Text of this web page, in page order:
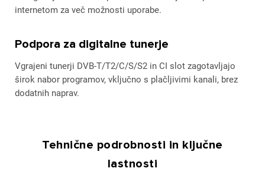
internetom za več možnosti uporabe.
Podpora za digitalne tunerje
Vgrajeni tunerji DVB-T/T2/C/S/S2 in CI slot zagotavljajo
širok nabor programov, vključno s plačljivimi kanali, brez
dodatnih naprav.
Tehnične podrobnosti in ključne
lastnosti